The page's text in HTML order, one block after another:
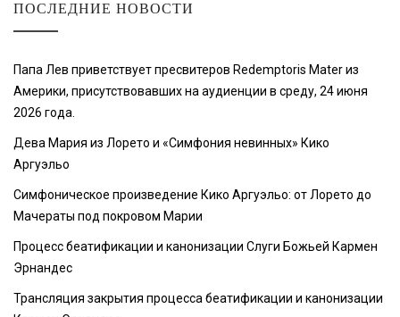
ПОСЛЕДНИЕ НОВОСТИ
Папа Лев приветствует пресвитеров Redemptoris Mater из
Америки, присутствовавших на аудиенции в среду, 24 июня
2026 года.
Дева Мария из Лорето и «Симфония невинных» Кико
Аргуэльо
Симфоническое произведение Кико Аргуэльо: от Лорето до
Мачераты под покровом Марии
Процесс беатификации и канонизации Слуги Божьей Кармен
Эрнандес
Трансляция закрытия процесса беатификации и канонизации